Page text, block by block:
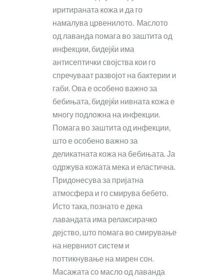
иритираната кожа и да го
намалува црвенилото. Маслото
од лаванда помага во заштита од
инфекции, бидејќи има
антисептички својства кои го
спречуваат развојот на бактерии и
габи. Ова е особено важно за
бебињата, бидејќи нивната кожа е
многу подложна на инфекции.
Помага во заштита од инфекции,
што е особено важно за
деликатната кожа на бебињата. Ја
одржува кожата мека и еластична.
Придонесува за пријатна
атмосфера и го смирува бебето.
Исто така, познато е дека
лавандата има релаксирачко
дејство, што помага во смирување
на нервниот систем и
поттикнување на мирен сон.
Масажата со масло од лаванда